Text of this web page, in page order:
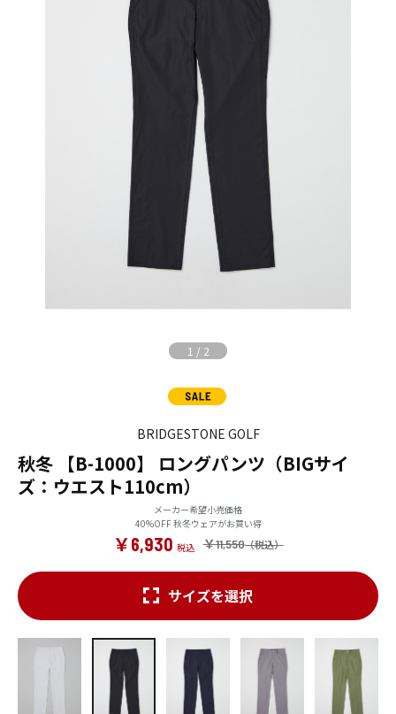
1 / 2
BRIDGESTONE GOLF
秋冬 【B-1000】 ロングパンツ（BIGサイ
ズ：ウエスト110cm）
メーカー希望小売価格
40%OFF 秋冬ウェアがお買い得
￥11,550
￥6,930
サイズを選択